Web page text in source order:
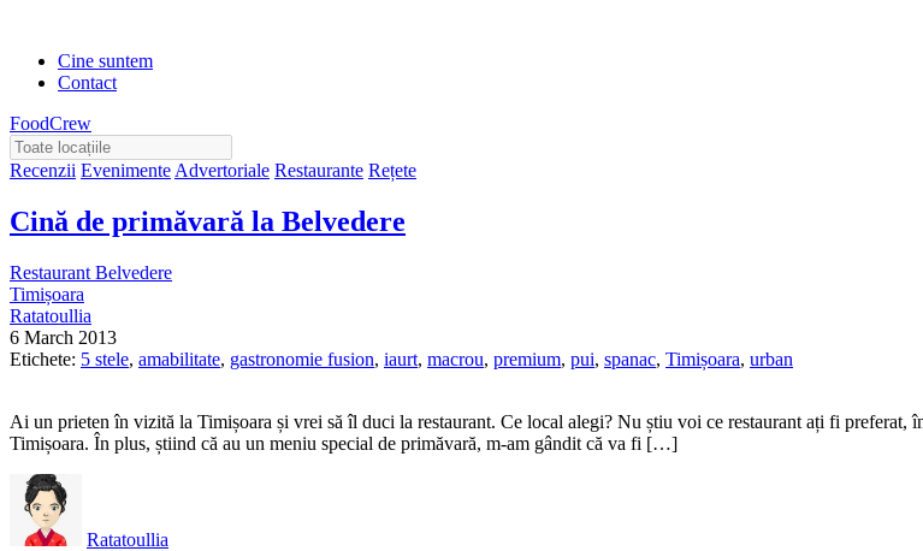
Cine suntem
Contact
FoodCrew
Recenzii Evenimente Advertoriale Restaurante Rețete
Cină de primăvară la Belvedere
Restaurant Belvedere
Timișoara
Ratatoullia
6 March 2013
Etichete: 5 stele, amabilitate, gastronomie fusion, iaurt, macrou, premium, pui, spanac, Timișoara, urban
Ai un prieten în vizită la Timișoara și vrei să îl duci la restaurant. Ce local alegi? Nu știu voi ce restaurant ați fi
Timișoara. În plus, știind că au un meniu special de primăvară, m-am gândit că va fi […]
Ratatoullia